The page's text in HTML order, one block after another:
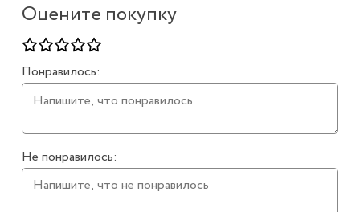
Оцените покупку
Понравилось:
Не понравилось: